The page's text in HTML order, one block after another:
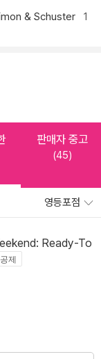
& Schuster 1
판매자 중고
(45)
영등포점
Ready-To
제